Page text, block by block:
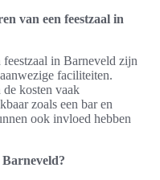
van een feestzaal in
in Barneveld zijn
faciliteiten.
kosten vaak
zoals een bar en
ook invloed hebben